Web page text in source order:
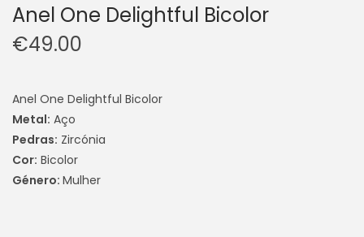
Anel One Delightful Bicolor
€49.00
Anel One Delightful Bicolor
Metal: Aço
Pedras: Zircónia
Cor: Bicolor
Género: Mulher